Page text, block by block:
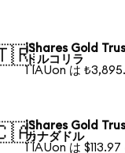
iShares Gold
トルコリラ
1 IAUon は
iShares Gold
カナダドル
1 IAUon は $113.97